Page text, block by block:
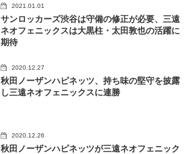
2021.01.01
サンロッカーズ渋谷は守備の修正が必要、三遠
ネオフェニックスは大黒柱・太田敦也の活躍に
期待
2020.12.27
秋田ノーザンハピネッツ、持ち味の堅守を披露
し三遠ネオフェニックスに連勝
2020.12.26
秋田ノーザンハピネッツが三遠ネオフェニック